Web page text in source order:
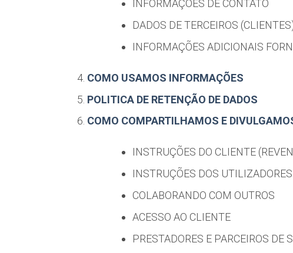
INFORMAÇÕES DE CONTATO
DADOS DE TERCEIROS
INFORMAÇÕES ADICIONAIS
COMO USAMOS INFORMAÇÕES
POLITICA DE RETENÇÃO DE DADOS
COMO COMPARTILHAMOS E
INSTRUÇÕES DO CLIENTE
INSTRUÇÕES DOS
COLABORANDO COM OUTROS
ACESSO AO CLIENTE
PRESTADORES E PARCEIROS DE